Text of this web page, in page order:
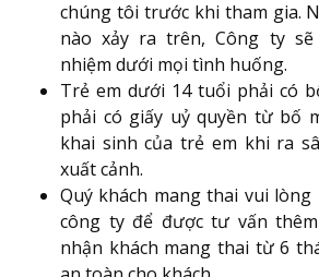
chúng tôi trước khi tham gia.
nào xảy ra trên, Công ty
nhiệm dưới mọi tình huống.
Trẻ em dưới 14 tuổi phải có
phải có giấy uỷ quyền từ bố
khai sinh của trẻ em khi ra
xuất cảnh.
Quý khách mang thai vui lòng
công ty để được tư vấn
nhận khách mang thai từ 6